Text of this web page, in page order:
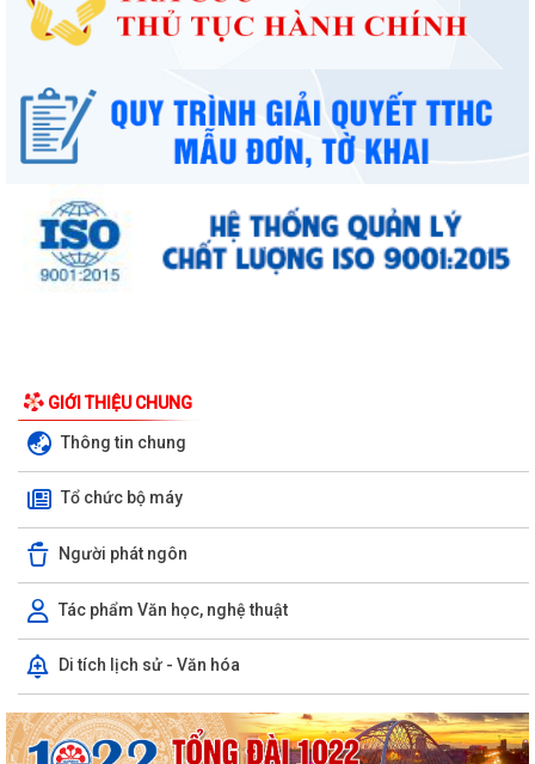
GIỚI THIỆU CHUNG
Thông tin chung
Tổ chức bộ máy
Người phát ngôn
Tác phẩm Văn học, nghệ thuật
Di tích lịch sử - Văn hóa